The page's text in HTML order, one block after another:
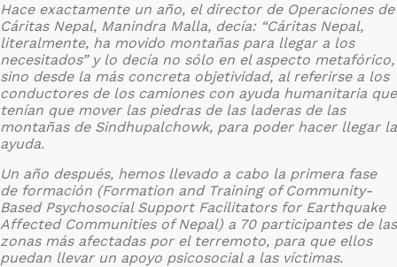
Hace exactamente un año, el director de Operaciones de
Cáritas Nepal, Manindra Malla, decía: “Cáritas Nepal,
literalmente, ha movido montañas para llegar a los
necesitados” y lo decía no sólo en el aspecto metafórico,
sino desde la más concreta objetividad, al referirse a los
conductores de los camiones con ayuda humanitaria que
tenían que mover las piedras de las laderas de las
montañas de Sindhupalchowk, para poder hacer llegar la
ayuda.
Un año después, hemos llevado a cabo la primera fase
de formación (Formation and Training of Community-
Based Psychosocial Support Facilitators for Earthquake
Affected Communities of Nepal) a 70 participantes de las
zonas más afectadas por el terremoto, para que ellos
puedan llevar un apoyo psicosocial a las víctimas.